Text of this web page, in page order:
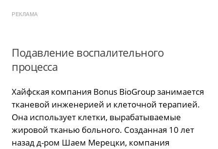
РЕКЛАМА
Подавление воспалительного
процесса
Хайфская компания Bonus BioGroup занимается
тканевой инженерией и клеточной терапией.
Она использует клетки, вырабатываемые
жировой тканью больного. Созданная 10 лет
назад д-ром Шаем Мерецки, компания